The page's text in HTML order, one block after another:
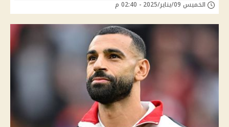
الخميس 09/يناير/2025 - 02:40 م